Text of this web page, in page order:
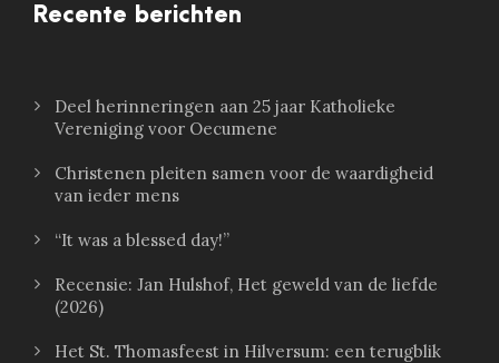
Recente berichten
Deel herinneringen aan 25 jaar Katholieke
Vereniging voor Oecumene
Christenen pleiten samen voor de waardigheid
van ieder mens
“It was a blessed day!”
Recensie: Jan Hulshof, Het geweld van de liefde
(2026)
Het St. Thomasfeest in Hilversum: een terugblik